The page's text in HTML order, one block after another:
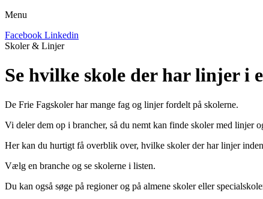
Menu
Facebook Linkedin
Skoler & Linjer
Se hvilke skole der har linjer i
De Frie Fagskoler har mange fag og linjer fordelt på skolerne.
Vi deler dem op i brancher, så du nemt kan finde skoler med linjer
Her kan du hurtigt få overblik over, hvilke skoler der har linjer
Vælg en branche og se skolerne i listen.
Du kan også søge på regioner og på almene skoler eller